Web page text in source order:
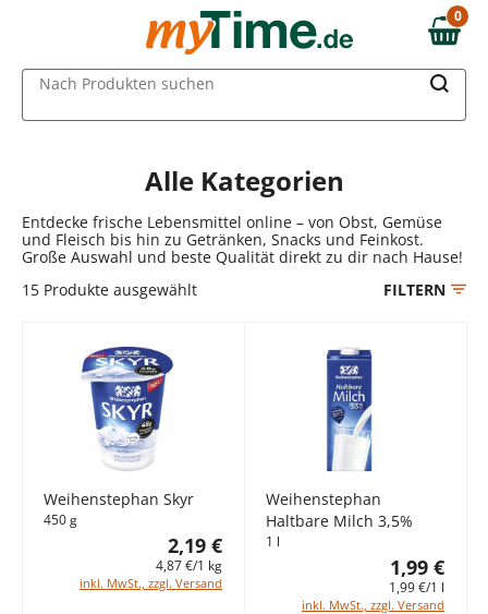
Zum Hauptinhalt springen
Zur Navigation springen
Zur Suche springen
0,00 €
0
Nach Produkten suchen
Alle Kategorien
Entdecke frische Lebensmittel online – von Obst, Gemüse
und Fleisch bis hin zu Getränken, Snacks und Feinkost.
Große Auswahl und beste Qualität direkt zu dir nach Hause!
15 Produkte ausgewählt FILTERN
Weihenstephan Skyr
450 g
2,19 €
4,87 €/1 kg
inkl. MwSt., zzgl. Versand
Weihenstephan
Haltbare Milch 3,5%
1 l
1,99 €
1,99 €/1 l
inkl. MwSt., zzgl. Versand